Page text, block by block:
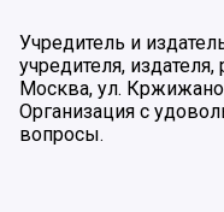
Учредитель и
учредителя,
Москва, ул.
Организация с
вопросы.